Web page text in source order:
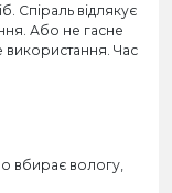
Спіраль відлякує
Або не гасне
використання. Час
вбирає вологу,